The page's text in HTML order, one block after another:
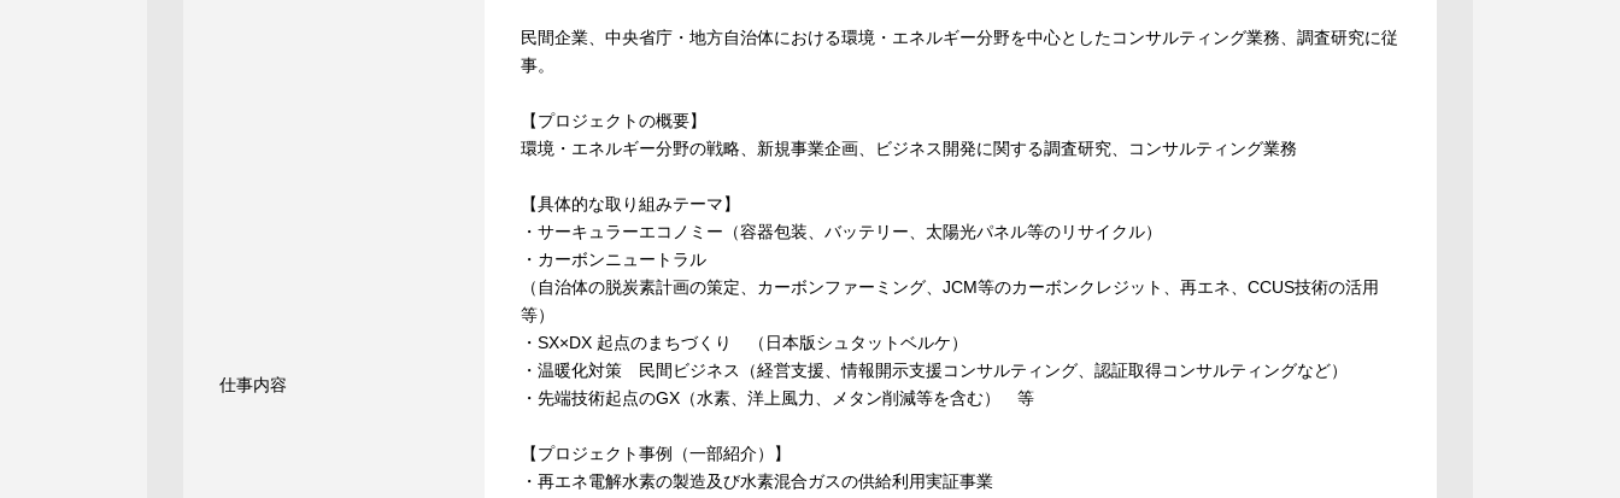
仕事内容
民間企業、中央省庁・地方自治体における環境・エネルギー分野を中心としたコンサルティング業務、調査研究に従
事。
【プロジェクトの概要】
環境・エネルギー分野の戦略、新規事業企画、ビジネス開発に関する調査研究、コンサルティング業務
【具体的な取り組みテーマ】
・サーキュラーエコノミー（容器包装、バッテリー、太陽光パネル等のリサイクル）
・カーボンニュートラル
（自治体の脱炭素計画の策定、カーボンファーミング、JCM等のカーボンクレジット、再エネ、CCUS技術の活用
等）
・SX×DX 起点のまちづくり （日本版シュタットベルケ）
・温暖化対策 民間ビジネス（経営支援、情報開示支援コンサルティング、認証取得コンサルティングなど）
・先端技術起点のGX（水素、洋上風力、メタン削減等を含む） 等
【プロジェクト事例（一部紹介）】
・再エネ電解水素の製造及び水素混合ガスの供給利用実証事業